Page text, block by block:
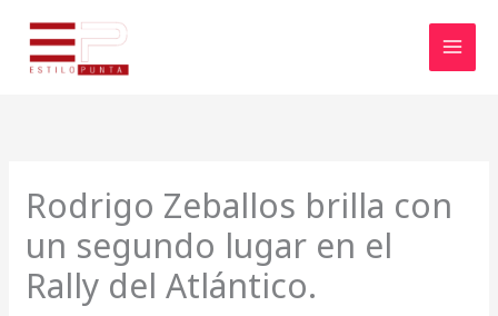
contenido
Rodrigo Zeballos brilla con
un segundo lugar en el
Rally del Atlántico.